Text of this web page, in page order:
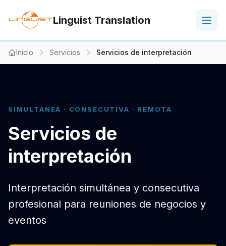
Linguist Translation
Inicio Servicios Servicios de interpretación
SIMULTÁNEA · CONSECUTIVA · REMOTA
Servicios de
interpretación
Interpretación simultánea y consecutiva
profesional para reuniones de negocios y
eventos